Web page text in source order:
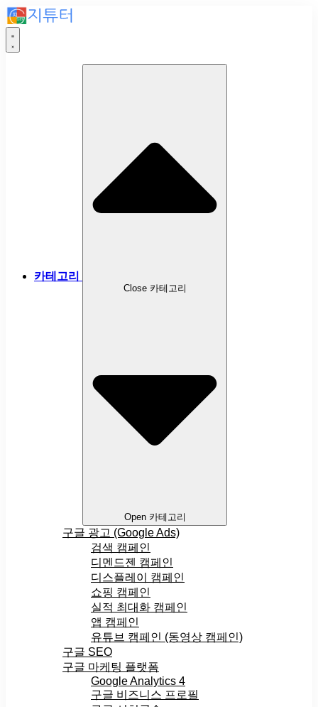
카테고리
Close 카테고리
Open 카테고리
구글 광고 (Google Ads)
검색 캠페인
디멘드젠 캠페인
디스플레이 캠페인
쇼핑 캠페인
실적 최대화 캠페인
앱 캠페인
유튜브 캠페인 (동영상 캠페인)
구글 SEO
구글 마케팅 플랫폼
Google Analytics 4
구글 비즈니스 프로필